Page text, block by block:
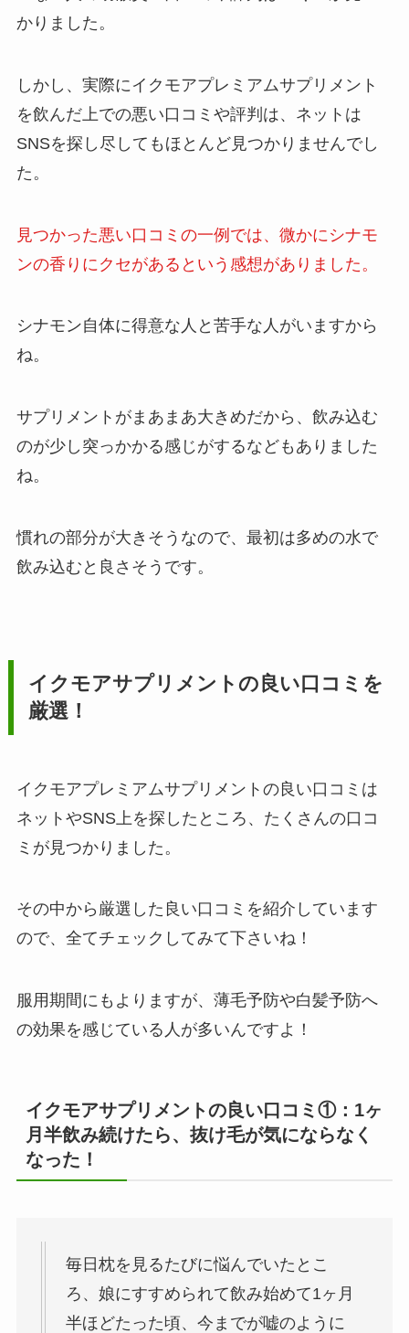
かりました。
しかし、実際にイクモアプレミアムサプリメント
を飲んだ上での悪い口コミや評判は、ネットは
SNSを探し尽してもほとんど見つかりませんでし
た。
見つかった悪い口コミの一例では、微かにシナモ
ンの香りにクセがあるという感想がありました。
シナモン自体に得意な人と苦手な人がいますから
ね。
サプリメントがまあまあ大きめだから、飲み込む
のが少し突っかかる感じがするなどもありました
ね。
慣れの部分が大きそうなので、最初は多めの水で
飲み込むと良さそうです。
イクモアサプリメントの良い口コミを
厳選！
イクモアプレミアムサプリメントの良い口コミは
ネットやSNS上を探したところ、たくさんの口コ
ミが見つかりました。
その中から厳選した良い口コミを紹介しています
ので、全てチェックしてみて下さいね！
服用期間にもよりますが、薄毛予防や白髪予防へ
の効果を感じている人が多いんですよ！
イクモアサプリメントの良い口コミ①：1ヶ
月半飲み続けたら、抜け毛が気にならなく
なった！
毎日枕を見るたびに悩んでいたとこ
ろ、娘にすすめられて飲み始めて1ヶ月
半ほどたった頃、今までが嘘のように